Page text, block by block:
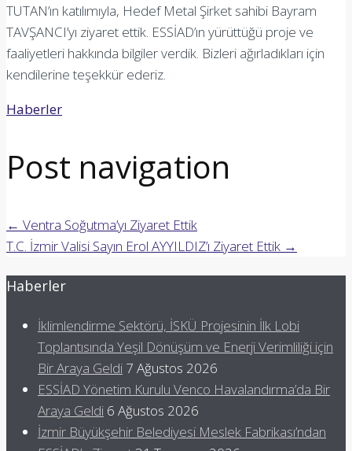
TUTAN’ın katılımıyla, Hedef Metal Şirket sahibi Bayram
TAVŞANCI’yı ziyaret ettik. ESSİAD’ın yürüttüğü proje ve
faaliyetleri hakkında bilgiler verdik. Bizleri ağırladıkları için
kendilerine teşekkür ederiz.
Haberler
Post navigation
← Ventra Soğutma’yı Ziyaret Ettik
T.C. İzmir Valisi Sayın Erol AYYILDIZ’ı Ziyaret Ettik →
Haberler
İklimlendirme Sektörü, İSKÜ Projesinin İlk Lobi
Toplantısında Yeşil Dönüşüm ve Enerji Verimliliği için
Bir Araya Geldi 7 Ağustos 2026
ESSİAD Yönetim Kurulu Venco Havalandırma’da Bir
Araya Geldi 6 Ağustos 2026
İzmir Büyükşehir Belediyesi Meslek Fabrikası’ndan